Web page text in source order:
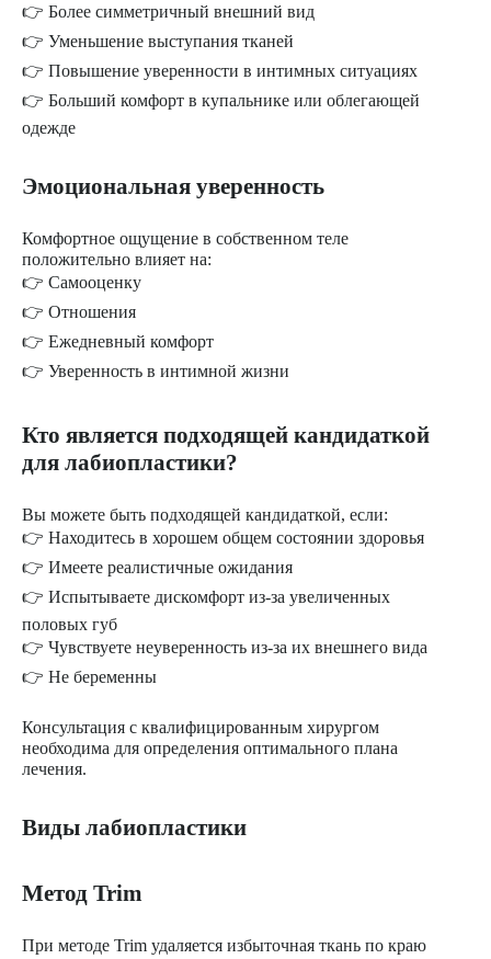
👉 Более симметричный внешний вид
👉 Уменьшение выступания тканей
👉 Повышение уверенности в интимных ситуациях
👉 Больший комфорт в купальнике или облегающей
одежде
Эмоциональная уверенность
Комфортное ощущение в собственном теле
положительно влияет на:
👉 Самооценку
👉 Отношения
👉 Ежедневный комфорт
👉 Уверенность в интимной жизни
Кто является подходящей кандидаткой
для лабиопластики?
Вы можете быть подходящей кандидаткой, если:
👉 Находитесь в хорошем общем состоянии здоровья
👉 Имеете реалистичные ожидания
👉 Испытываете дискомфорт из-за увеличенных
половых губ
👉 Чувствуете неуверенность из-за их внешнего вида
👉 Не беременны
Консультация с квалифицированным хирургом
необходима для определения оптимального плана
лечения.
Виды лабиопластики
Метод Trim
При методе Trim удаляется избыточная ткань по краю